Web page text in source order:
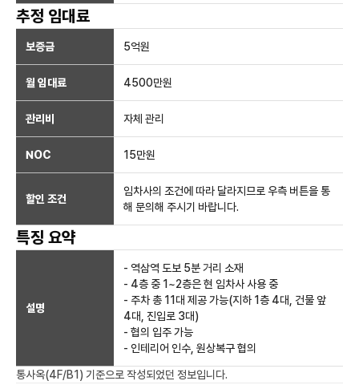
추정 임대료
보증금 5억원
월 임대료 4500만원
관리비 자체 관리
NOC 15만원
할인 조건
임차사의 조건에 따라 달라지므로 우측 버튼을 통
해 문의해 주시기 바랍니다.
특징 요약
설명
- 역삼역 도보 5분 거리 소재
- 4층 중 1~2층은 현 임차사 사용 중
- 주차 총 11대 제공 가능(지하 1층 4대, 건물 앞
4대, 진입로 3대)
- 협의 입주 가능
- 인테리어 인수, 원상복구 협의
통사옥(4F/B1) 기준으로 작성되었던 정보입니다.